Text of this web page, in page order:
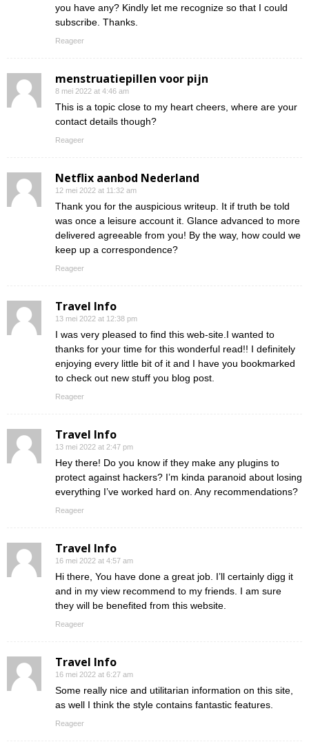
you have any? Kindly let me recognize so that I could
subscribe. Thanks.
Reageer
menstruatiepillen voor pijn
8 mei 2022 at 4:46 am
This is a topic close to my heart cheers, where are your
contact details though?
Reageer
Netflix aanbod Nederland
12 mei 2022 at 11:32 am
Thank you for the auspicious writeup. It if truth be told
was once a leisure account it. Glance advanced to more
delivered agreeable from you! By the way, how could we
keep up a correspondence?
Reageer
Travel Info
13 mei 2022 at 12:38 pm
I was very pleased to find this web-site.I wanted to
thanks for your time for this wonderful read!! I definitely
enjoying every little bit of it and I have you bookmarked
to check out new stuff you blog post.
Reageer
Travel Info
13 mei 2022 at 2:47 pm
Hey there! Do you know if they make any plugins to
protect against hackers? I’m kinda paranoid about losing
everything I’ve worked hard on. Any recommendations?
Reageer
Travel Info
16 mei 2022 at 4:57 am
Hi there, You have done a great job. I’ll certainly digg it
and in my view recommend to my friends. I am sure
they will be benefited from this website.
Reageer
Travel Info
16 mei 2022 at 6:27 am
Some really nice and utilitarian information on this site,
as well I think the style contains fantastic features.
Reageer